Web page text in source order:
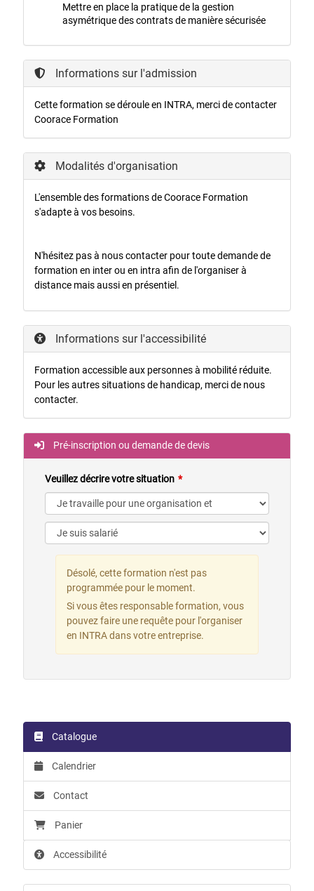
Mettre en place la pratique de la gestion
asymétrique des contrats de manière sécurisée
Informations sur l'admission
Cette formation se déroule en INTRA, merci de contacter
Coorace Formation
Modalités d'organisation
L'ensemble des formations de Coorace Formation
s'adapte à vos besoins.
N'hésitez pas à nous contacter pour toute demande de
formation en inter ou en intra afin de l'organiser à
distance mais aussi en présentiel.
Informations sur l'accessibilité
Formation accessible aux personnes à mobilité réduite.
Pour les autres situations de handicap, merci de nous
contacter.
Pré-inscription ou demande de devis
Veuillez décrire votre situation
Désolé, cette formation n'est pas
programmée pour le moment.
Si vous êtes responsable formation, vous
pouvez faire une requête pour l'organiser
en INTRA dans votre entreprise.
Catalogue
Calendrier
Contact
Panier
Accessibilité